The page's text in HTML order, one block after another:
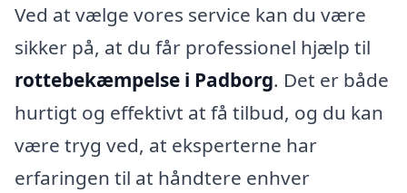
Ved at vælge vores service kan du være
sikker på, at du får professionel hjælp til
rottebekæmpelse i Padborg. Det er både
hurtigt og effektivt at få tilbud, og du kan
være tryg ved, at eksperterne har
erfaringen til at håndtere enhver